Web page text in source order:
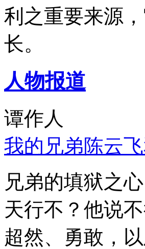
利之重要来源
长。
人物报道
谭作人
我的兄弟陈云
兄弟的填狱之
天行不？他说
超然、勇敢，